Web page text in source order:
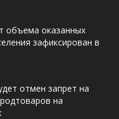
объема оказанных
зафиксирован в
отмен запрет на
на